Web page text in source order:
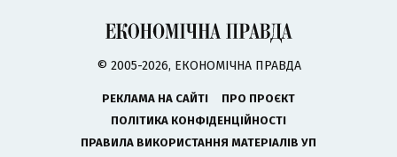
© 2005-2026, ЕКОНОМІЧНА ПРАВДА
РЕКЛАМА НА САЙТІ
ПРО ПРОЄКТ
ПОЛІТИКА КОНФІДЕНЦІЙНОСТІ
ПРАВИЛА ВИКОРИСТАННЯ МАТЕРІАЛІВ УП